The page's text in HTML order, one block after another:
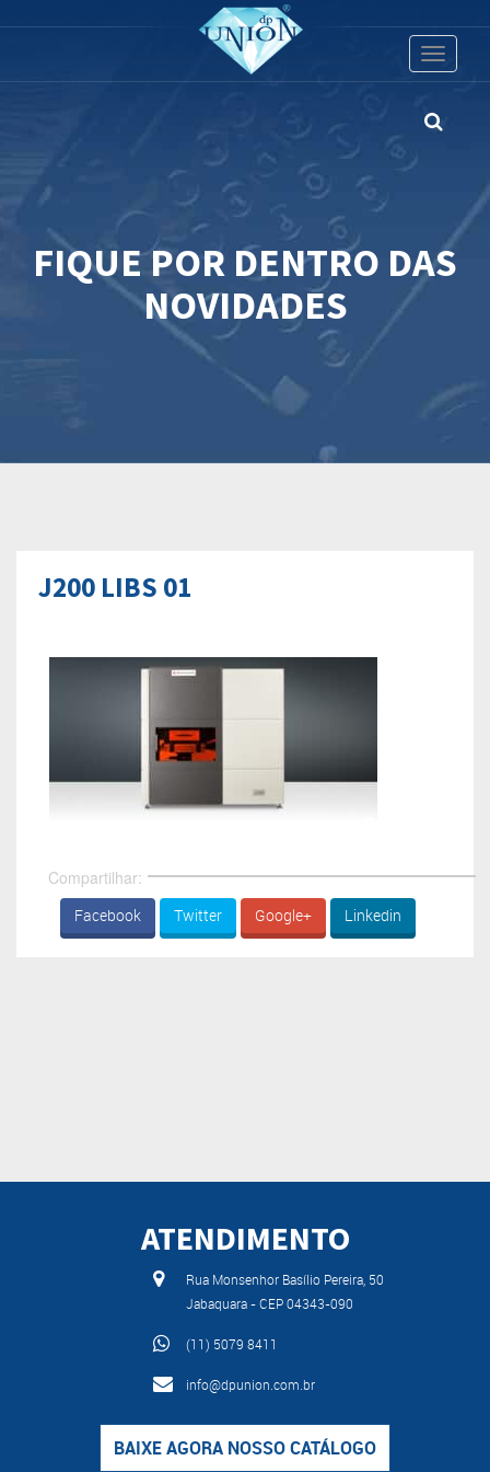
Toggle
FIQUE POR DENTRO DAS
NOVIDADES
J200 LIBS 01
Compartilhar:
Facebook Twitter Google+ Linkedin
ATENDIMENTO
Rua Monsenhor Basílio Pereira, 50
Jabaquara - CEP 04343-090
(11) 5079 8411
info@dpunion.com.br
BAIXE AGORA NOSSO CATÁLOGO